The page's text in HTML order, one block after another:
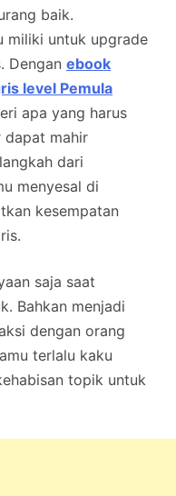
baik.
miliki untuk upgrade
Dengan ebook
level Pemula
apa yang harus
dapat mahir
dari
menyesal di
kesempatan
saja saat
Bahkan menjadi
dengan orang
terlalu kaku
topik untuk